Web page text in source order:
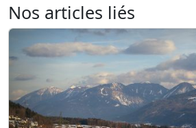
Nos articles liés